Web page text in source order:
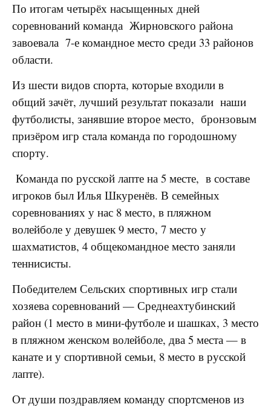
По итогам четырёх насыщенных дней
соревнований команда Жирновского района
завоевала 7-е командное место среди 33 районов
области.
Из шести видов спорта, которые входили в
общий зачёт, лучший результат показали наши
футболисты, занявшие второе место, бронзовым
призёром игр стала команда по городошному
спорту.
Команда по русской лапте на 5 месте, в составе
игроков был Илья Шкуренёв. В семейных
соревнованиях у нас 8 место, в пляжном
волейболе у девушек 9 место, 7 место у
шахматистов, 4 общекомандное место заняли
теннисисты.
Победителем Сельских спортивных игр стали
хозяева соревнований — Среднеахтубинский
район (1 место в мини-футболе и шашках, 3 место
в пляжном женском волейболе, два 5 места — в
канате и у спортивной семьи, 8 место в русской
лапте).
От души поздравляем команду спортсменов из